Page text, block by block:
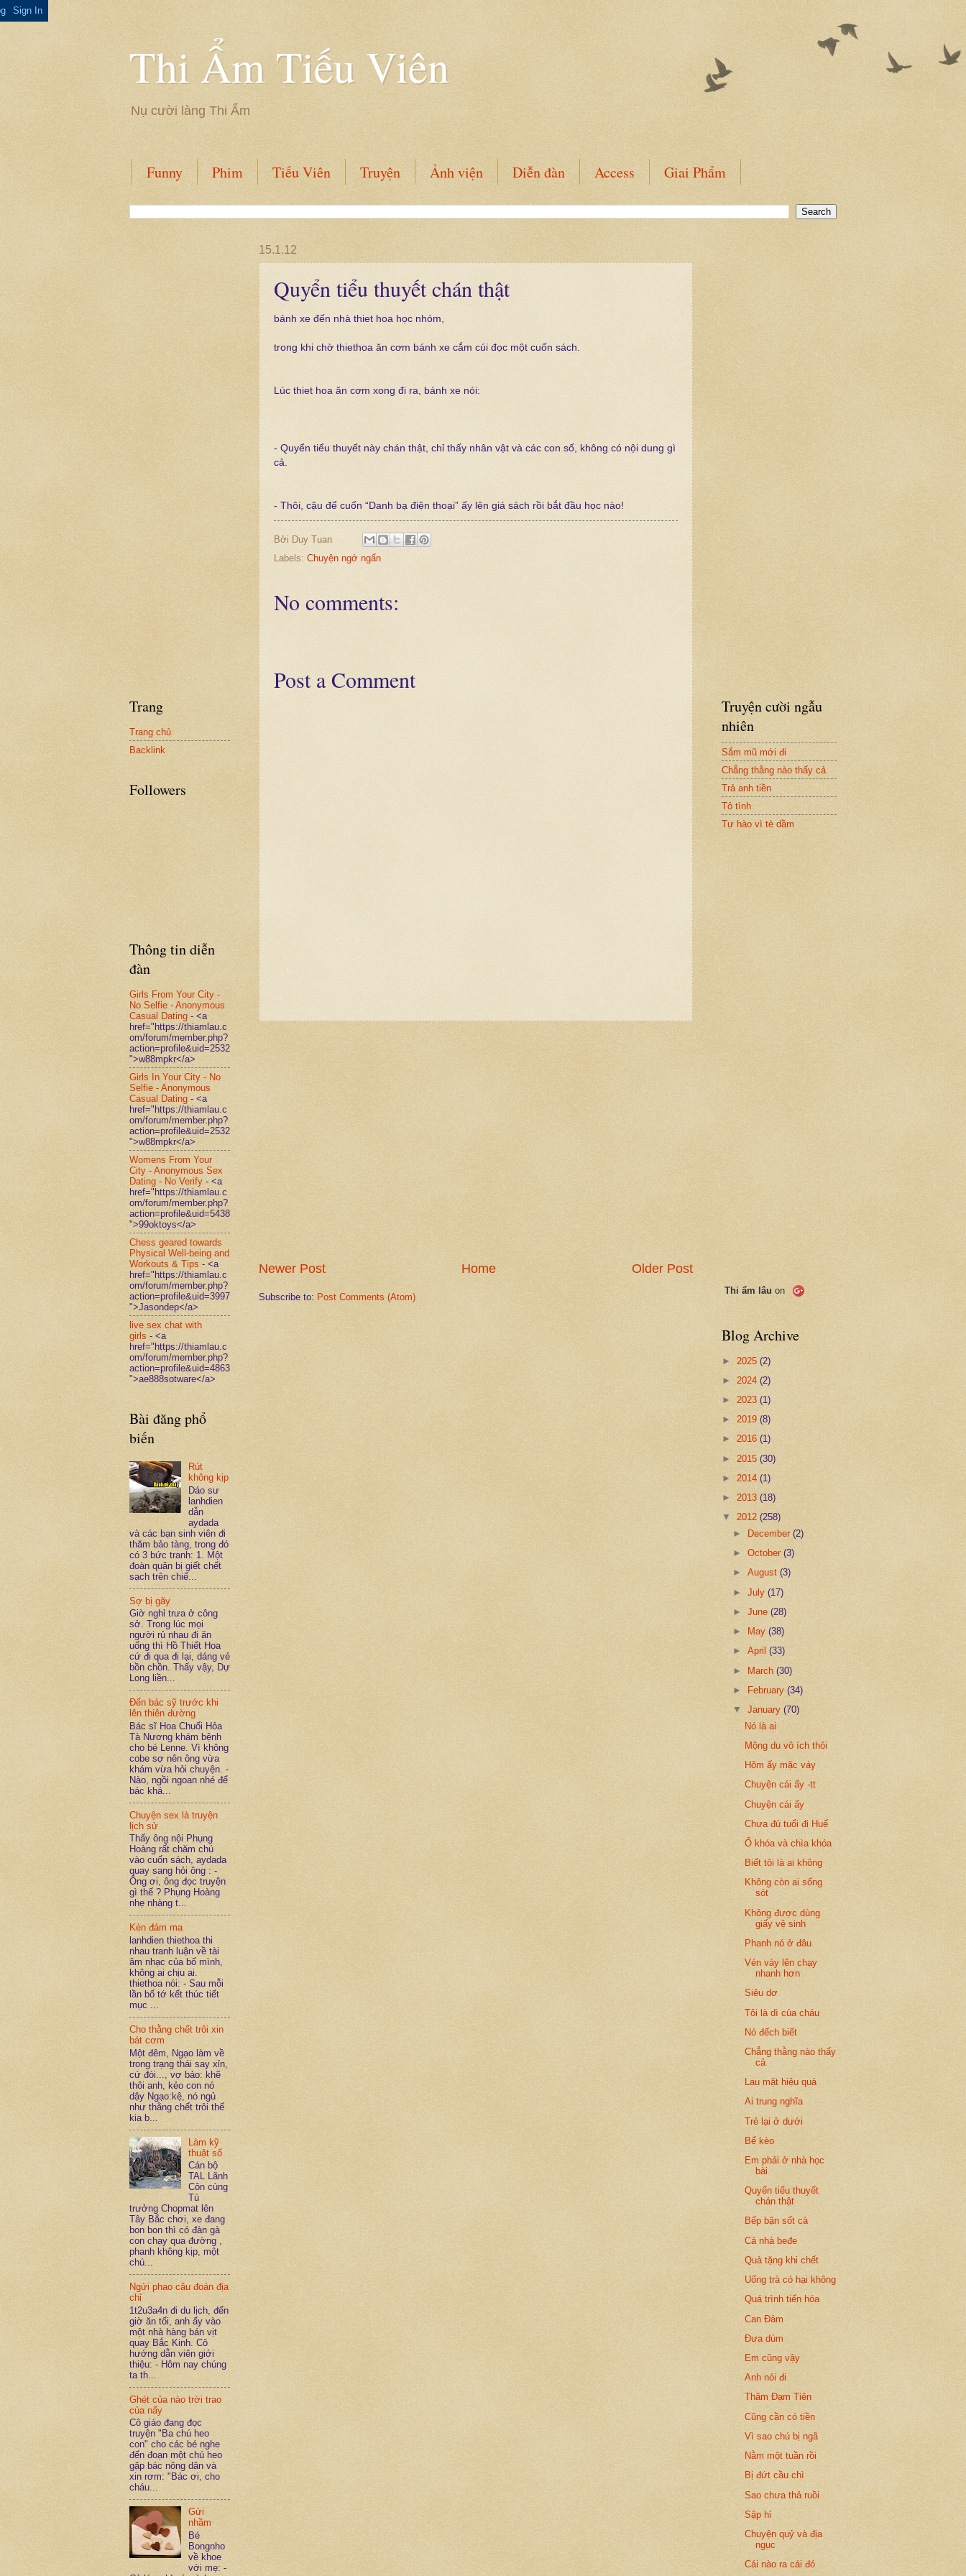
Thi Ẩm Tiếu Viên
Nụ cười làng Thi Ẩm
Funny Phim Tiếu Viên Truyện Ảnh viện Diễn đàn Access Giai Phẩm
15.1.12
Quyển tiểu thuyết chán thật
bánh xe đến nhà thiet hoa học nhóm,
trong khi chờ thiethoa ăn cơm bánh xe cắm cúi đọc một cuốn sách.
Lúc thiet hoa ăn cơm xong đi ra, bánh xe nói:
- Quyển tiểu thuyết này chán thật, chỉ thấy nhân vật và các con số, không có nội dung gì
cả.
- Thôi, cậu để cuốn “Danh bạ điện thoại” ấy lên giá sách rồi bắt đầu học nào!
Bởi Duy Tuan
Labels: Chuyện ngớ ngẩn
No comments:
Post a Comment
Newer Post Older Post
Home
Subscribe to: Post Comments (Atom)
Trang
Trang chủ
Backlink
Followers
Thông tin diễn
đàn
Girls From Your City -
No Selfie - Anonymous
Casual Dating - <a
href="https://thiamlau.c
om/forum/member.php?
action=profile&uid=2532
">w88mpkr</a>
Girls In Your City - No
Selfie - Anonymous
Casual Dating - <a
href="https://thiamlau.c
om/forum/member.php?
action=profile&uid=2532
">w88mpkr</a>
Womens From Your
City - Anonymous Sex
Dating - No Verify - <a
href="https://thiamlau.c
om/forum/member.php?
action=profile&uid=5438
">99oktoys</a>
Chess geared towards
Physical Well-being and
Workouts & Tips - <a
href="https://thiamlau.c
om/forum/member.php?
action=profile&uid=3997
">Jasondep</a>
live sex chat with
girls - <a
href="https://thiamlau.c
om/forum/member.php?
action=profile&uid=4863
">ae888sotware</a>
Bài đăng phổ
biến
Rút
không kịp
Dáo sư
lanhdien
dẫn
aydada
và các bạn sinh viên đi
thăm bảo tàng, trong đó
có 3 bức tranh: 1. Một
đoàn quân bị giết chết
sạch trên chiế...
Sợ bị gãy
Giờ nghỉ trưa ở công
sở. Trong lúc mọi
người rủ nhau đi ăn
uống thì Hồ Thiết Hoa
cứ đi qua đi lại, dáng vẻ
bồn chồn. Thấy vậy, Dự
Long liền...
Đến bác sỹ trước khi
lên thiên đường
Bác sĩ Hoa Chuối Hỏa
Tà Nương khám bệnh
cho bé Lenne. Vì không
cobe sợ nên ông vừa
khám vừa hỏi chuyện. -
Nào, ngồi ngoan nhé để
bác khá...
Chuyện sex là truyện
lịch sử
Thấy ông nội Phụng
Hoàng rất chăm chú
vào cuốn sách, aydada
quay sang hỏi ông : -
Ông ơi, ông đọc truyện
gì thế ? Phụng Hoàng
nhẹ nhàng t...
Kèn đám ma
lanhdien thiethoa thi
nhau tranh luận về tài
âm nhạc của bố mình,
không ai chịu ai.
thiethoa nói: - Sau mỗi
lần bố tớ kết thúc tiết
mục ...
Cho thằng chết trôi xin
bát cơm
Một đêm, Ngạo làm về
trong trạng thái say xỉn,
cứ đòi..., vợ bảo: khẽ
thôi anh, kẻo con nó
dậy Ngạo:kệ, nó ngủ
như thằng chết trôi thế
kia b...
Làm kỹ
thuật số
Cán bộ
TAL Lãnh
Côn cùng
Tù
trưởng Chopmat lên
Tây Bắc chơi, xe đang
bon bon thì có đàn gà
con chạy qua đường ,
phanh không kịp, một
chú...
Ngửi phao câu đoán địa
chỉ
1t2u3a4n đi du lịch, đến
giờ ăn tối, anh ấy vào
một nhà hàng bán vịt
quay Bắc Kinh. Cô
hướng dẫn viên giới
thiệu: - Hôm nay chúng
ta th...
Ghét của nào trời trao
của nấy
Cô giáo đang đọc
truyện "Ba chú heo
con" cho các bé nghe
đến đoạn một chú heo
gặp bác nông dân và
xin rơm: "Bác ơi, cho
cháu...
Gửi
nhầm
Bé
Bongnho
về khoe
với mẹ: -
Truyện cười ngẫu
nhiên
Sắm mũ mới đi
Chẳng thằng nào thấy cả
Trả anh tiền
Tỏ tình
Tự hào vì tè dầm
Thi ẩm lâu on
Blog Archive
► 2025 (2)
► 2024 (2)
► 2023 (1)
► 2019 (8)
► 2016 (1)
► 2015 (30)
► 2014 (1)
► 2013 (18)
▼ 2012 (258)
►
December(2)
►October(3)
►August(3)
►July(17)
►June(28)
►
May(38)
►April(33)
► March(30)
► February(34)
▼January(70)
Nó là ai
Mộng du vô ích thôi
Hôm ấy mặc váy
Chuyện cái ấy -tt
Chuyện cái ấy
Chưa đủ tuổi đi Huế
Ổ khóa và chìa khóa
Biết tôi là ai không
Không còn ai sống
sót
Không được dùng
giấy vệ sinh
Phanh nó ở đâu
Vén váy lên chạy
nhanh hơn
Siêu dơ
Tôi là dì của cháu
Nó đếch biết
Chẳng thằng nào thấy
cả
Lau mặt hiệu quả
Ai trung nghĩa
Trẻ lại ở dưới
Bể kèo
Em phải ở nhà học
bài
Quyển tiểu thuyết
chán thật
Bếp bận sốt cà
Cả nhà beđe
Quà tặng khi chết
Uống trà có hại không
Quá trình tiến hóa
Can Đảm
Đưa dùm
Em cũng vậy
Anh nói đi
Thăm Đạm Tiên
Cũng cần có tiền
Vì sao chú bị ngã
Nằm một tuần rồi
Bị đứt cầu chì
Sao chưa thả ruồi
Sập hỉ
Chuyện quỷ và địa
ngục
Cái nào ra cái đó